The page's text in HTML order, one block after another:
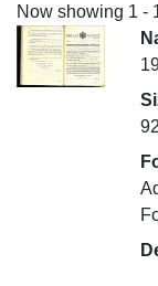
Now showing 1 -